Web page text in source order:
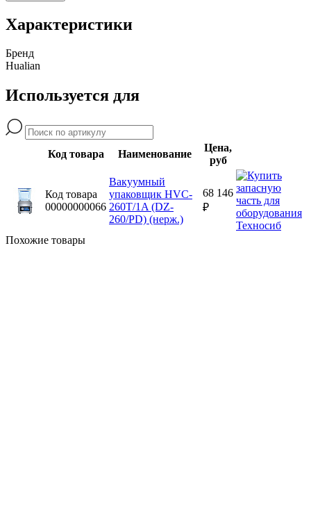
Характеристики
Бренд
Hualian
Используется для
Код товара Наименование
Цена,
руб
Код товара
00000000066
Вакуумный
упаковщик HVC-
260T/1A (DZ-
260/PD) (нерж.)
68 146
₽
Похожие товары